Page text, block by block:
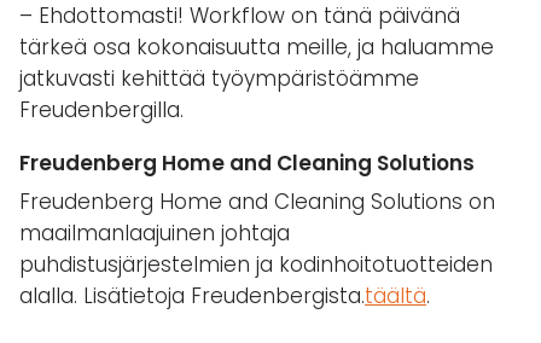
– Ehdottomasti! Workflow on tänä päivänä
tärkeä osa kokonaisuutta meille, ja haluamme
jatkuvasti kehittää työympäristöämme
Freudenbergilla.
Freudenberg Home and Cleaning Solutions
Freudenberg Home and Cleaning Solutions on
maailmanlaajuinen johtaja
puhdistusjärjestelmien ja kodinhoitotuotteiden
alalla. Lisätietoja Freudenbergista.täältä.